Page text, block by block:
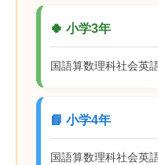
🍀 小学3年
国語算数理科社会英
📘 小学4年
国語算数理科社会英